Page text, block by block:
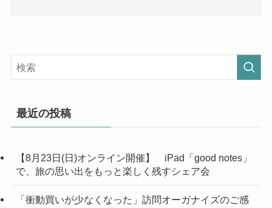
最近の投稿
【8月23日(日)オンライン開催】 iPad「good notes」
で、旅の思い出をもっと楽しく残すシェア会
「衝動買いが少なくなった」訪問オーガナイズのご感